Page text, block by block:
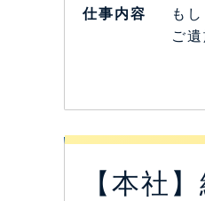
仕事内容
も
ご
【本社